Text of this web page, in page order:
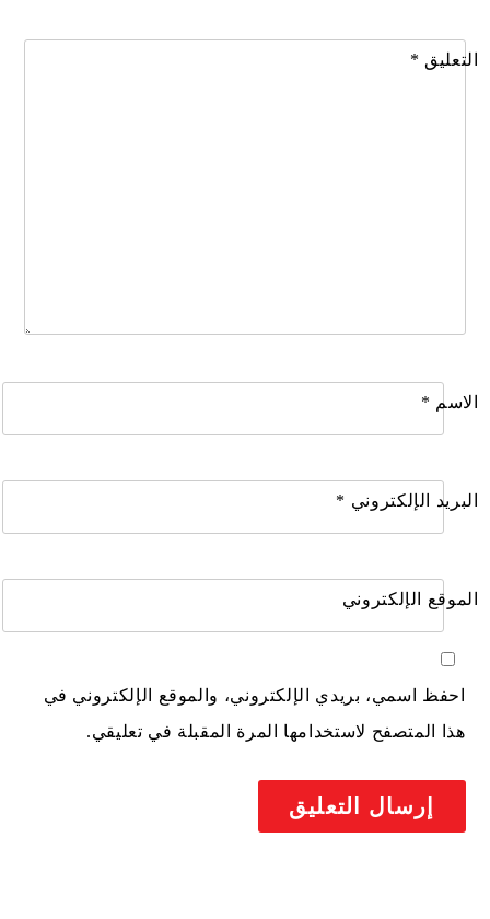
التعليق *
الاسم *
البريد الإلكتروني *
الموقع الإلكتروني
احفظ اسمي، بريدي الإلكتروني، والموقع الإلكتروني في
هذا المتصفح لاستخدامها المرة المقبلة في تعليقي.